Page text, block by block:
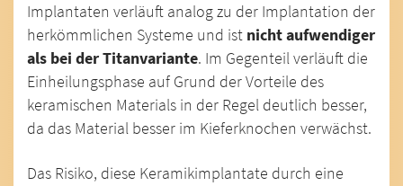
Implantaten verläuft analog zu der Implantation der
herkömmlichen Systeme und ist nicht aufwendiger
als bei der Titanvariante. Im Gegenteil verläuft die
Einheilungsphase auf Grund der Vorteile des
keramischen Materials in der Regel deutlich besser,
da das Material besser im Kieferknochen verwächst.
Das Risiko, diese Keramikimplantate durch eine